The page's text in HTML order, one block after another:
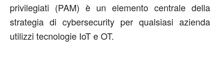
privilegiati (PAM) è un elemento centrale della
strategia di cybersecurity per qualsiasi azienda
utilizzi tecnologie IoT e OT.